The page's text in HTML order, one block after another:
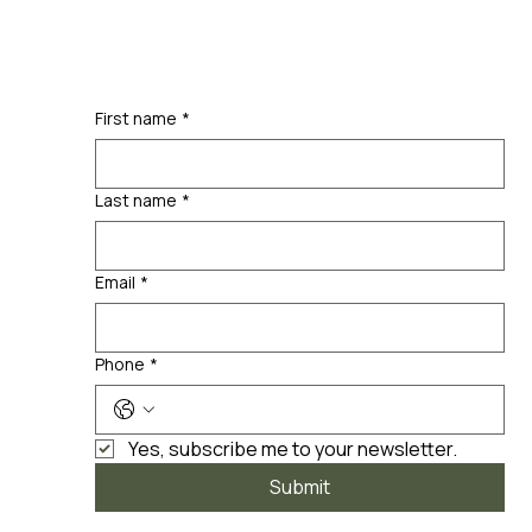
First name *
Last name *
Email *
Phone *
Yes, subscribe me to your newsletter.
Submit